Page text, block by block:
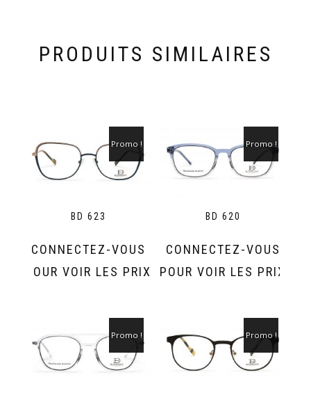
PRODUITS SIMILAIRES
BD 623
Promo !
CONNECTEZ-VOUS
POUR VOIR LES PRIX
BD 620
Promo !
CONNECTEZ-VOUS
POUR VOIR LES PRIX
Promo ! Promo !